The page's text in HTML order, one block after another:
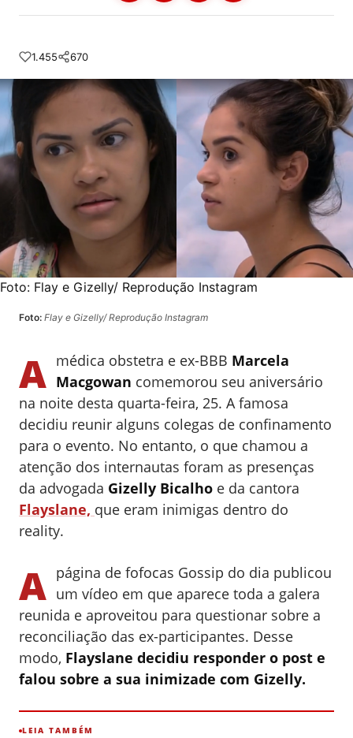
1.455 670
Foto: Flay e Gizelly/ Reprodução Instagram
Foto: Flay e Gizelly/ Reprodução Instagram
A médica obstetra e ex-BBB Marcela
Macgowan comemorou seu aniversário
na noite desta quarta-feira, 25. A famosa
decidiu reunir alguns colegas de confinamento
para o evento. No entanto, o que chamou a
atenção dos internautas foram as presenças
da advogada Gizelly Bicalho e da cantora
Flayslane, que eram inimigas dentro do
reality.
A página de fofocas Gossip do dia publicou
um vídeo em que aparece toda a galera
reunida e aproveitou para questionar sobre a
reconciliação das ex-participantes. Desse
modo, Flayslane decidiu responder o post e
falou sobre a sua inimizade com Gizelly.
LEIA TAMBÉM